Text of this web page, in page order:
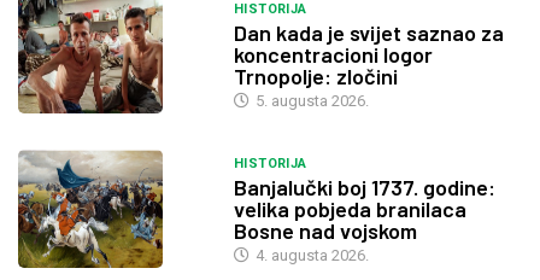
HISTORIJA
Dan kada je svijet saznao za
koncentracioni logor
Trnopolje: zločini
5. augusta 2026.
HISTORIJA
Banjalučki boj 1737. godine:
velika pobjeda branilaca
Bosne nad vojskom
4. augusta 2026.